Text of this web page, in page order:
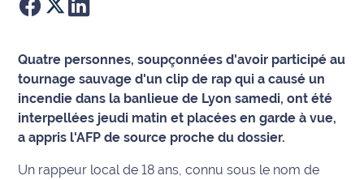
Culture
Économie
Éducation
Emploi
Environnement
Quatre personnes, soupçonnées d'avoir participé au
tournage sauvage d'un clip de rap qui a causé un
incendie dans la banlieue de Lyon samedi, ont été
interpellées jeudi matin et placées en garde à vue,
a appris l'AFP de source proche du dossier.
Un rappeur local de 18 ans, connu sous le nom de